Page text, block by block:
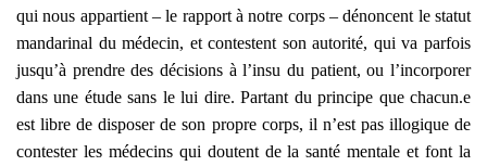
qui nous appar­tient – le rap­port à notre corps – dénoncent le sta­tut
man­da­ri­nal du méde­cin, et contestent son auto­ri­té, qui va par­fois
jusqu’à prendre des déci­sions à l’insu du patient, ou l’incorporer
dans une étude sans le lui dire. Par­tant du prin­cipe que chacun.e
est libre de dis­po­ser de son propre corps, il n’est pas illo­gique de
contes­ter les méde­cins qui doutent de la san­té men­tale et font la